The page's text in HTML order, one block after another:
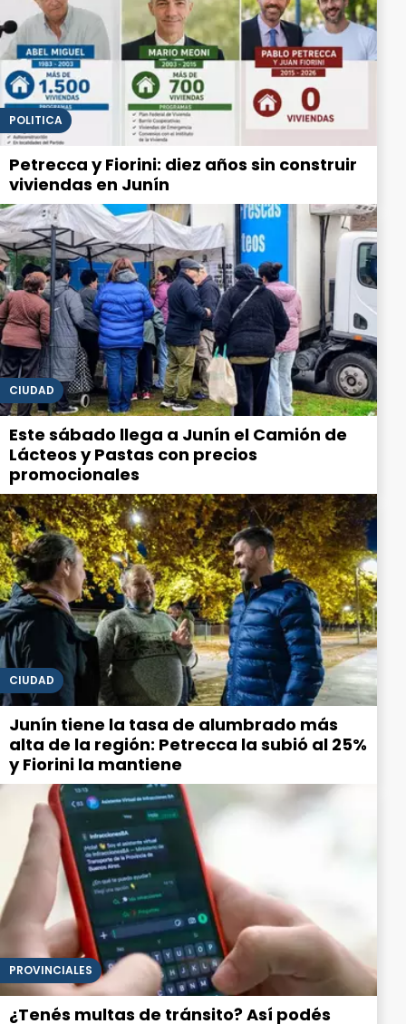
POLITICA
Petrecca y Fiorini: diez años sin construir
viviendas en Junín
CIUDAD
Este sábado llega a Junín el Camión de
Lácteos y Pastas con precios
promocionales
CIUDAD
Junín tiene la tasa de alumbrado más
alta de la región: Petrecca la subió al 25%
y Fiorini la mantiene
PROVINCIALES
¿Tenés multas de tránsito? Así podés